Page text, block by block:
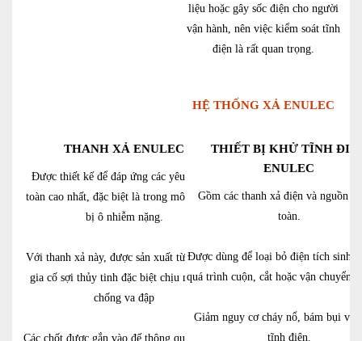
liệu hoặc gây sốc điện cho người
vận hành, nên việc kiểm soát tĩnh
điện là rất quan trọng.
HỆ THỐNG XẢ ENULEC
THANH XẢ ENULEC
Được thiết kế để đáp ứng các yêu cầu an
toàn cao nhất, đặc biệt là trong môi trường
bị ô nhiễm nặng.
Với thanh xả này, được sản xuất từ ​​vật liệu
gia cố sợi thủy tinh đặc biệt chịu nhiệt và
chống va đập
Các chốt được gắn vào đế thông qua một bố
THIẾT BỊ KHỬ TĨNH
ENULEC
Gồm các thanh xả điện và nguồn
toàn.
Được dùng để loại bỏ điện tích sinh
quá trình cuộn, cắt hoặc vận chuyển
Giảm nguy cơ cháy nổ, bám bụi và
tĩnh điện.